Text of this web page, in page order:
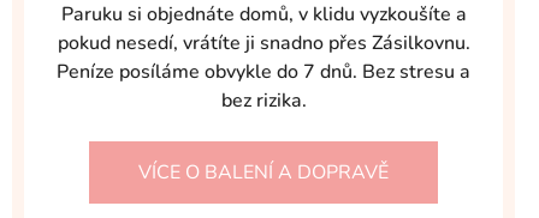
Paruku si objednáte domů, v klidu vyzkoušíte a
pokud nesedí, vrátíte ji snadno přes Zásilkovnu.
Peníze posíláme obvykle do 7 dnů. Bez stresu a
bez rizika.
VÍCE O BALENÍ A DOPRAVĚ